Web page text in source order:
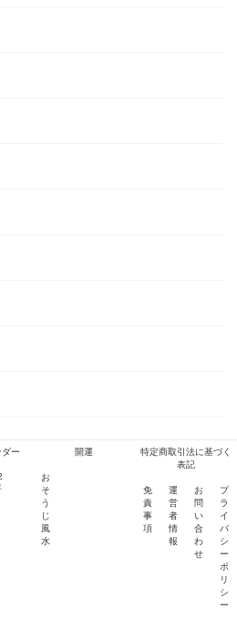
ー 開運
お
そ
う
じ
風
水
特定商取引法に基づく
表記
免
責
事
項
運
営
者
情
報
お
問
い
合
わ
せ
プ
ラ
イ
バ
シ
ー
ポ
リ
シ
ー